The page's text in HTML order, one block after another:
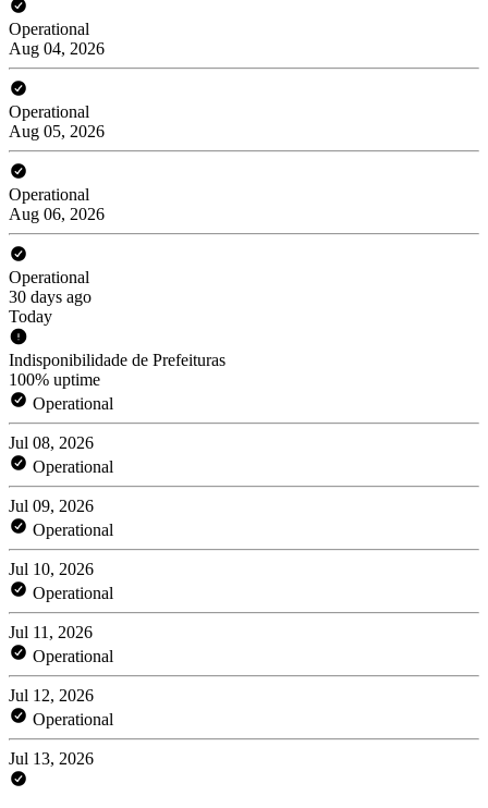
Operational
Aug 04, 2026
Operational
Aug 05, 2026
Operational
Aug 06, 2026
Operational
30 days ago
Today
Indisponibilidade de Prefeituras
100% uptime
Operational
Jul 08, 2026
Operational
Jul 09, 2026
Operational
Jul 10, 2026
Operational
Jul 11, 2026
Operational
Jul 12, 2026
Operational
Jul 13, 2026